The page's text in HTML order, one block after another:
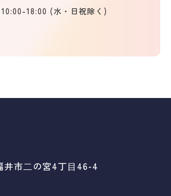
18:00 (水・日祝除く)
井市⼆の宮4丁⽬46-4